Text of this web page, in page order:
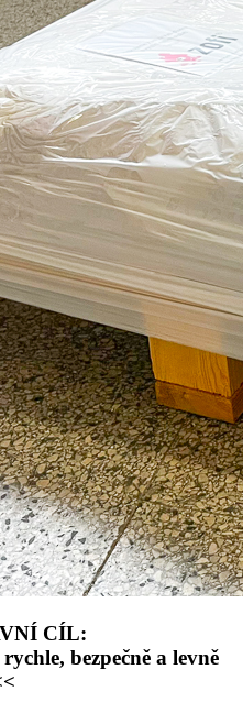
CÍL:
bezpečně a levně